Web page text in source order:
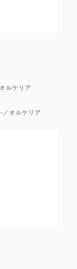
ルケリア
オルケリア